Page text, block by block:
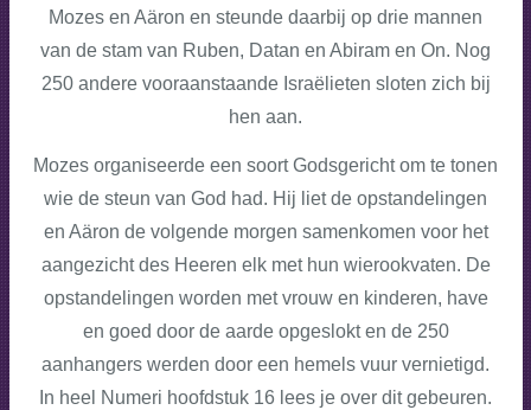
Mozes en Aäron en steunde daarbij op drie mannen
van de stam van Ruben, Datan en Abiram en On. Nog
250 andere vooraanstaande Israëlieten sloten zich bij
hen aan.
Mozes organiseerde een soort Godsgericht om te tonen
wie de steun van God had. Hij liet de opstandelingen
en Aäron de volgende morgen samenkomen voor het
aangezicht des Heeren elk met hun wierookvaten. De
opstandelingen worden met vrouw en kinderen, have
en goed door de aarde opgeslokt en de 250
aanhangers werden door een hemels vuur vernietigd.
In heel Numeri hoofdstuk 16 lees je over dit gebeuren.